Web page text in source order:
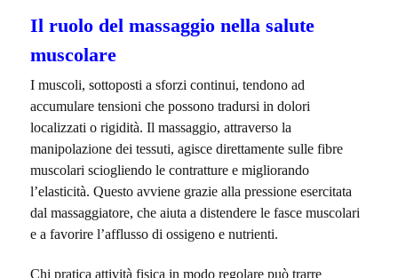
Il ruolo del massaggio nella salute
muscolare
I muscoli, sottoposti a sforzi continui, tendono ad
accumulare tensioni che possono tradursi in dolori
localizzati o rigidità. Il massaggio, attraverso la
manipolazione dei tessuti, agisce direttamente sulle fibre
muscolari sciogliendo le contratture e migliorando
l’elasticità. Questo avviene grazie alla pressione esercitata
dal massaggiatore, che aiuta a distendere le fasce muscolari
e a favorire l’afflusso di ossigeno e nutrienti.
Chi pratica attività fisica in modo regolare può trarre